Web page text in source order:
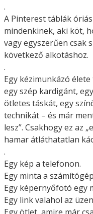
.
A Pinterest táblák
mindenkinek, aki köt,
vagy egyszerűen csak
következő alkotáshoz.
.
Egy kézimunkázó
egy szép kardigánt,
ötletes táskát, egy
technikát – és már
lesz”. Csakhogy ez az
hamar átláthatatlan
.
Egy kép a telefonon.
Egy minta a
Egy képernyőfotó egy
Egy link valahol az
Egy ötlet, amire már